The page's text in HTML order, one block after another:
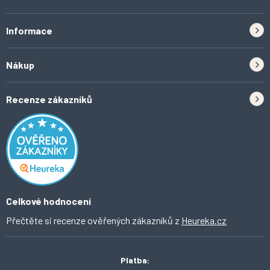
Informace
Tipy do kuchyně
Inspirace a trendy
Domácí vychytávky
O Ahomi
Nákup
Obchodní podmínky
Ochrana osobních údajů
Recenze zákazníků
Celkové hodnocení
Přečtěte si recenze ověřených zákazníků z Heureka.cz
Platba: